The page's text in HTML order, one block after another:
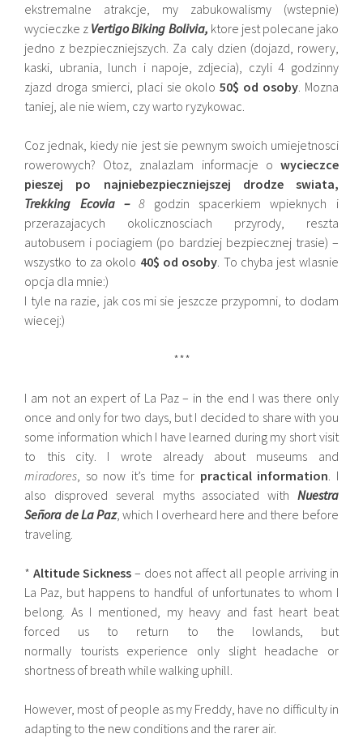
ekstremalne atrakcje, my zabukowalismy (wstepnie)
wycieczke z Vertigo Biking Bolivia, ktore jest polecane jako
jedno z bezpieczniejszych. Za caly dzien (dojazd, rowery,
kaski, ubrania, lunch i napoje, zdjecia), czyli 4 godzinny
zjazd droga smierci, placi sie okolo50$ od osoby. Mozna
taniej, ale nie wiem, czy warto ryzykowac.
Coz jednak, kiedy nie jest sie pewnym swoich umiejetnosci
rowerowych? Otoz, znalazlam informacje o wycieczce
pieszej po najniebezpieczniejszej drodze swiata,
Trekking Ecovia –8 godzin spacerkiem wpieknych i
przerazajacych okolicznosciach przyrody, reszta
autobusem i pociagiem (po bardziej bezpiecznej trasie) –
wszystko to za okolo 40$ od osoby. To chyba jest wlasnie
opcja dla mnie:)
I tyle na razie, jak cos mi sie jeszcze przypomni, to dodam
wiecej:)
***
I am not an expert of La Paz – in the end I was there only
once and only for two days, but I decided to share with you
some information which I have learned during my short visit
to this city. I wrote already about museums and
miradores, so now it’s time for practical information. I
also disproved several myths associated with Nuestra
Señora de La Paz, which I overheard here and there before
traveling.
*Altitude Sickness – does not affect all people arriving in
La Paz, but happens to handful of unfortunates to whom I
belong. As I mentioned, my heavy and fast heart beat
forced us to return to the lowlands, but
normally tourists experience only slight headache or
shortness of breath while walking uphill.
However, most of people as my Freddy, have no difficulty in
adapting to the new conditions and the rarer air.